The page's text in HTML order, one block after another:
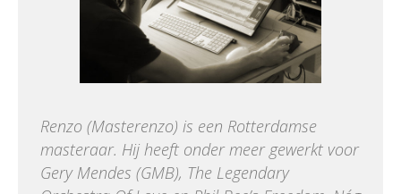
Renzo (Masterenzo) is een Rotterdamse
masteraar. Hij heeft onder meer gewerkt voor
Gery Mendes (GMB), The Legendary